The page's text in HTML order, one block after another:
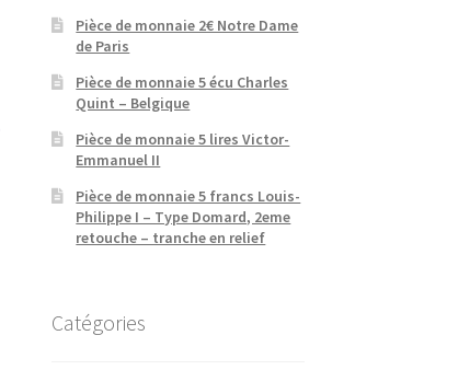
Pièce de monnaie 2€ Notre Dame
de Paris
Pièce de monnaie 5 écu Charles
Quint – Belgique
Pièce de monnaie 5 lires Victor-
Emmanuel II
Pièce de monnaie 5 francs Louis-
Philippe I – Type Domard, 2eme
retouche – tranche en relief
Catégories